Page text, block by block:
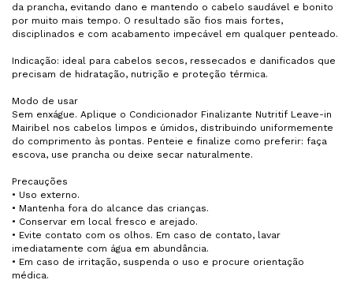
da prancha, evitando dano e mantendo o cabelo saudável e bonito
por muito mais tempo. O resultado são fios mais fortes,
disciplinados e com acabamento impecável em qualquer penteado.
Indicação: ideal para cabelos secos, ressecados e danificados que
precisam de hidratação, nutrição e proteção térmica.
Modo de usar
Sem enxágue. Aplique o Condicionador Finalizante Nutritif Leave-in
Mairibel nos cabelos limpos e úmidos, distribuindo uniformemente
do comprimento às pontas. Penteie e finalize como preferir: faça
escova, use prancha ou deixe secar naturalmente.
Precauções
• Uso externo.
• Mantenha fora do alcance das crianças.
• Conservar em local fresco e arejado.
• Evite contato com os olhos. Em caso de contato, lavar
imediatamente com água em abundância.
• Em caso de irritação, suspenda o uso e procure orientação
médica.